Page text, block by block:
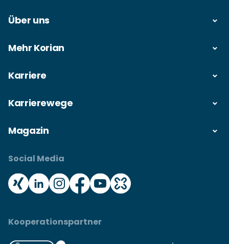
Über uns
Mehr Korian
Karriere
Karrierewege
Magazin
Social Media
Kooperationspartner